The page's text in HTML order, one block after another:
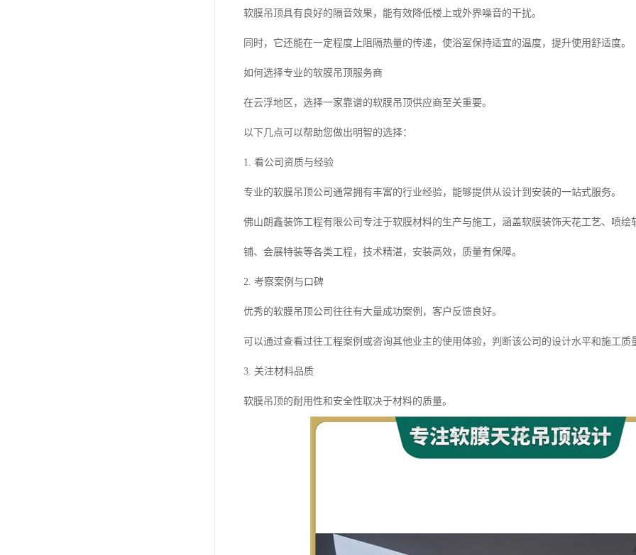
软膜吊顶具有良好的隔音效果，能有效降低楼上或外界噪音的干扰。
同时，它还能在一定程度上阻隔热量的传递，使浴室保持适宜的温度，提升使用舒适度。
如何选择专业的软膜吊顶服务商
在云浮地区，选择一家靠谱的软膜吊顶供应商至关重要。
以下几点可以帮助您做出明智的选择：
1. 看公司资质与经验
专业的软膜吊顶公司通常拥有丰富的行业经验，能够提供从设计到安装的一站式服务。
佛山朗鑫装饰工程有限公司专注于软膜材料的生产与施工，涵盖软膜装饰天花工艺、喷
铺、会展特装等各类工程，技术精湛，安装高效，质量有保障。
2. 考察案例与口碑
优秀的软膜吊顶公司往往有大量成功案例，客户反馈良好。
可以通过查看过往工程案例或咨询其他业主的使用体验，判断该公司的设计水平和施工质
3. 关注材料品质
软膜吊顶的耐用性和安全性取决于材料的质量。